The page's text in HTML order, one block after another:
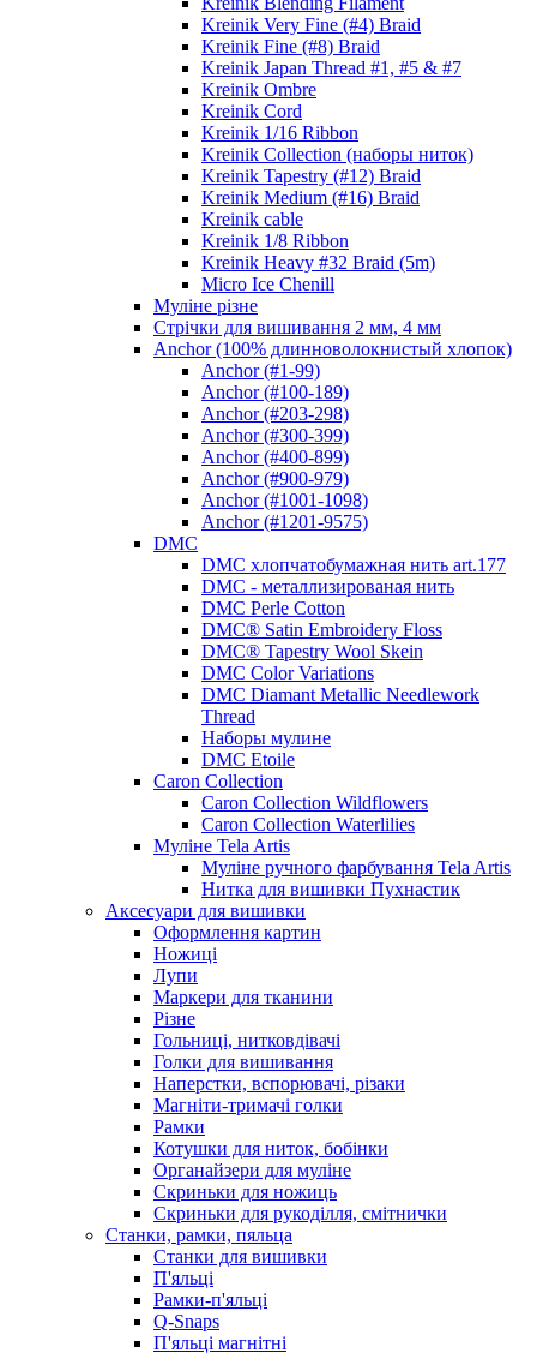
Kreinik Very Fine (#4) Braid
Kreinik Fine (#8) Braid
Kreinik Japan Thread #1, #5 & #7
Kreinik Ombre
Kreinik Cord
Kreinik 1/16 Ribbon
Kreinik Collection (наборы ниток)
Kreinik Tapestry (#12) Braid
Kreinik Medium (#16) Braid
Kreinik cable
Kreinik 1/8 Ribbon
Kreinik Heavy #32 Braid (5m)
Micro Ice Chenill
Муліне різне
Стрічки для вишивання 2 мм, 4 мм
Anchor (100% длинноволокнистый хлопок)
Anchor (#1-99)
Anchor (#100-189)
Anchor (#203-298)
Anchor (#300-399)
Anchor (#400-899)
Anchor (#900-979)
Anchor (#1001-1098)
Anchor (#1201-9575)
DMC
DMC хлопчатобумажная нить art.177
DMC - металлизированая нить
DMC Perle Cotton
DMC® Satin Embroidery Floss
DMC® Tapestry Wool Skein
DMC Color Variations
DMC Diamant Metallic Needlework
Thread
Наборы мулине
DMC Etoile
Caron Collection
Caron Collection Wildflowers
Caron Collection Waterlilies
Муліне Tela Artis
Муліне ручного фарбування Tela Artis
Нитка для вишивки Пухнастик
Аксесуари для вишивки
Оформлення картин
Ножиці
Лупи
Маркери для тканини
Різне
Гольниці, нитковдівачі
Голки для вишивання
Наперстки, вспорювачі, різаки
Магніти-тримачі голки
Рамки
Котушки для ниток, бобінки
Органайзери для муліне
Скриньки для ножиць
Скриньки для рукоділля, смітнички
Станки, рамки, пяльца
Станки для вишивки
П'яльці
Рамки-п'яльці
Q-Snaps
П'яльці магнітні